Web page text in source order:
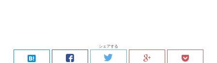
シェアする